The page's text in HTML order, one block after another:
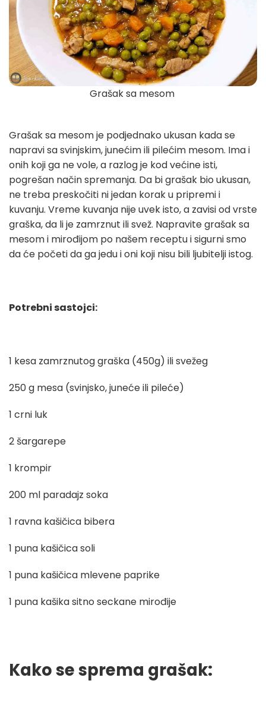
Grašak sa mesom
Grašak sa mesom je podjednako ukusan kada se
napravi sa svinjskim, junećim ili pilećim mesom. Ima i
onih koji ga ne vole, a razlog je kod većine isti,
pogrešan način spremanja. Da bi grašak bio ukusan,
ne treba preskočiti ni jedan korak u pripremi i
kuvanju. Vreme kuvanja nije uvek isto, a zavisi od vrste
graška, da li je zamrznut ili svež. Napravite grašak sa
mesom i mirođijom po našem receptu i sigurni smo
da će početi da ga jedu i oni koji nisu bili ljubitelji istog.
Potrebni sastojci:
1 kesa zamrznutog graška (450g) ili svežeg
250 g mesa (svinjsko, juneće ili pileće)
1 crni luk
2 šargarepe
1 krompir
200 ml paradajz soka
1 ravna kašičica bibera
1 puna kašičica soli
1 puna kašičica mlevene paprike
1 puna kašika sitno seckane mirođije
Kako se sprema grašak: